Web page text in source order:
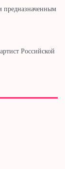
предназначенным
Российской